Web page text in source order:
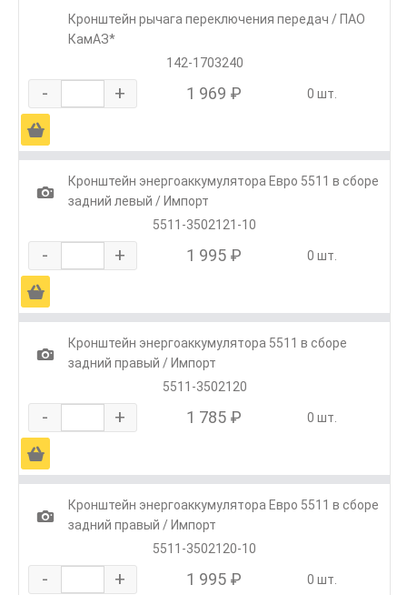
Кронштейн рычага переключения передач / ПАО
КамАЗ*
142-1703240
- + 1 969 ₽ 0 шт.
Ä
1
Кронштейн энергоаккумулятора Евро 5511 в сборе
задний левый / Импорт
5511-3502121-10
- + 1 995 ₽ 0 шт.
Ä
1
Кронштейн энергоаккумулятора 5511 в сборе
задний правый / Импорт
5511-3502120
- + 1 785 ₽ 0 шт.
Ä
1
Кронштейн энергоаккумулятора Евро 5511 в сборе
задний правый / Импорт
5511-3502120-10
- + 1 995 ₽ 0 шт.